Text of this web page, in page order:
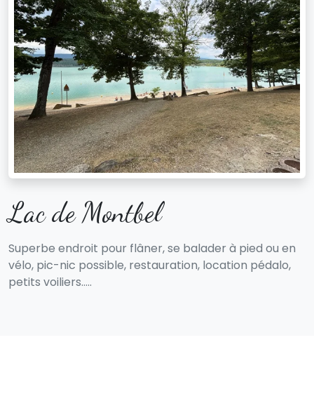
Lac de Montbel
Superbe endroit pour flâner, se balader à pied ou en
vélo, pic-nic possible, restauration, location pédalo,
petits voiliers…..